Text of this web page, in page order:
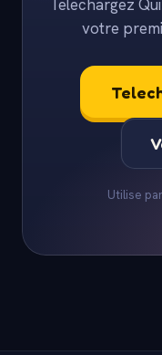
Telechargez
votre
Utilise